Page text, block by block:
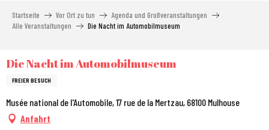
Startseite Vor Ort zu tun
Agenda und Großveranstaltungen
Alle Veranstaltungen
Die Nacht im Automobilmuseum
Die Nacht im Automobilmuseum
FREIER BESUCH
Musée national de l'Automobile, 17 rue de la Mertzau, 68100 Mulhouse
Anfahrt